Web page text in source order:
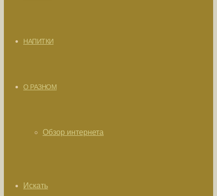
НАПИТКИ
О РАЗНОМ
Обзор интернета
Искать